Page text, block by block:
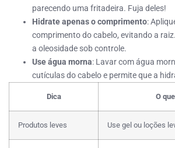
parecendo uma fritadeira. Fuja deles!
Hidrate apenas o comprimento:
comprimento do cabelo, evitando a
a oleosidade sob controle.
Use água morna: Lavar com água
cutículas do cabelo e permite que a
Dica O
Produtos leves Use gel ou loções